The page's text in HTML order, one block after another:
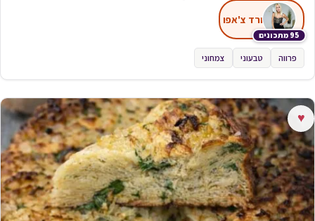
95 מתכונים
ורד צ'אפו
פרווה טבעוני צמחוני
♥